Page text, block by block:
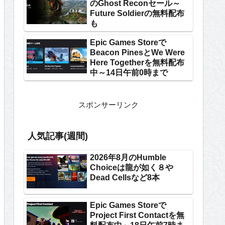
のGhost Reconセール～
Future Soldierの無料配布
も
Epic Games Storeで
Beacon PinesとWe Were
Here Togetherを無料配布
中～14日午前0時まで
スポンサーリンク
人気記事(週間)
2026年8月のHumble
Choiceは龍が如く８や
Dead Cellsなど8本
Epic Games Storeで
Project First Contactを無